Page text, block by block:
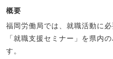
概要
福岡労働局では、就職活動に
「就職支援セミナー」を県内
す。